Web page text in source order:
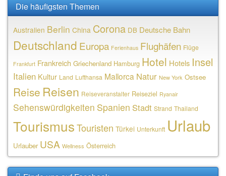
Die häufigsten Themen
Australien Berlin China Corona DB Deutsche Bahn
Deutschland Europa Ferienhaus Flughäfen Flüge
Frankfurt Frankreich Griechenland Hamburg Hotel Hotels Insel
Italien Kultur Land Lufthansa Mallorca Natur New York Ostsee
Reise Reisen Reiseveranstalter Reiseziel Ryanair
Sehenswürdigkeiten Spanien Stadt Strand Thailand
TourismusTouristen Türkei Unterkunft Urlaub
Urlauber USA Wellness Österreich